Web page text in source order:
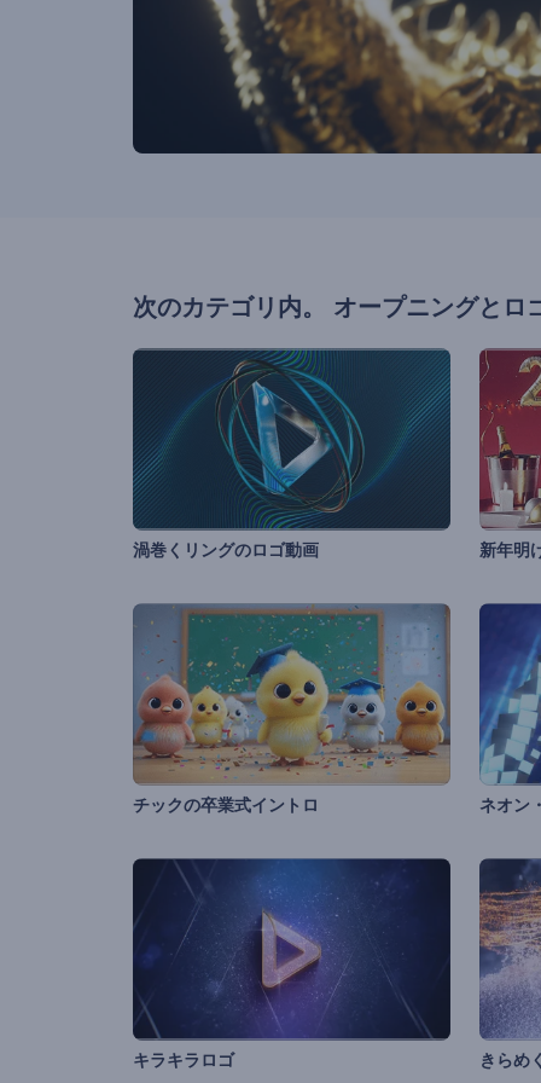
次のカテゴリ内。 オープニングとロ
渦巻くリングのロゴ動画 新年明
チックの卒業式イントロ ネオン
キラキラロゴ きらめ